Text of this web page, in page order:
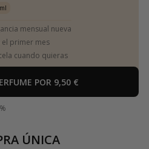
mensual nueva
el primer mes
cuando quieras
POR 9,50 €
ÚNICA